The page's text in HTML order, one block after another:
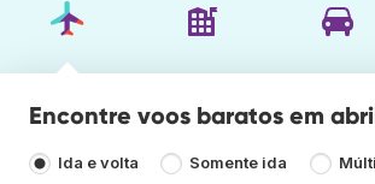
Encontre voos baratos em
Ida e volta Somente ida